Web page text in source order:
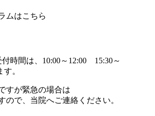
ムはこちら
時間は、10:00～12:00 15:30～
。
すが緊急の場合は
ので、当院へご連絡ください。